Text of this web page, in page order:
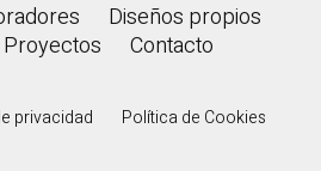
Diseños propios
Proyectos Contacto
privacidad Política de Cookies